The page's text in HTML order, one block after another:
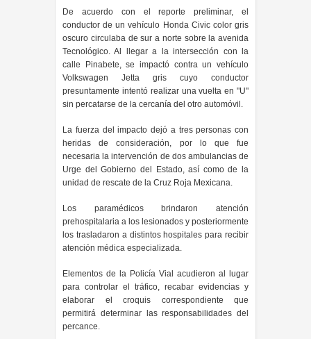
De acuerdo con el reporte preliminar, el
conductor de un vehículo Honda Civic color gris
oscuro circulaba de sur a norte sobre la avenida
Tecnológico. Al llegar a la intersección con la
calle Pinabete, se impactó contra un vehículo
Volkswagen Jetta gris cuyo conductor
presuntamente intentó realizar una vuelta en "U"
sin percatarse de la cercanía del otro automóvil.
La fuerza del impacto dejó a tres personas con
heridas de consideración, por lo que fue
necesaria la intervención de dos ambulancias de
Urge del Gobierno del Estado, así como de la
unidad de rescate de la Cruz Roja Mexicana.
Los paramédicos brindaron atención
prehospitalaria a los lesionados y posteriormente
los trasladaron a distintos hospitales para recibir
atención médica especializada.
Elementos de la Policía Vial acudieron al lugar
para controlar el tráfico, recabar evidencias y
elaborar el croquis correspondiente que
permitirá determinar las responsabilidades del
percance.